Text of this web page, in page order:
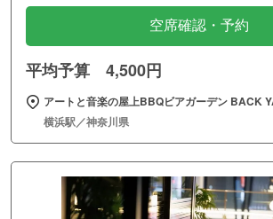
空席確認・予約
平均予算 4,500円
アートと音楽の屋上BBQビアガーデン BACK
横浜駅／神奈川県